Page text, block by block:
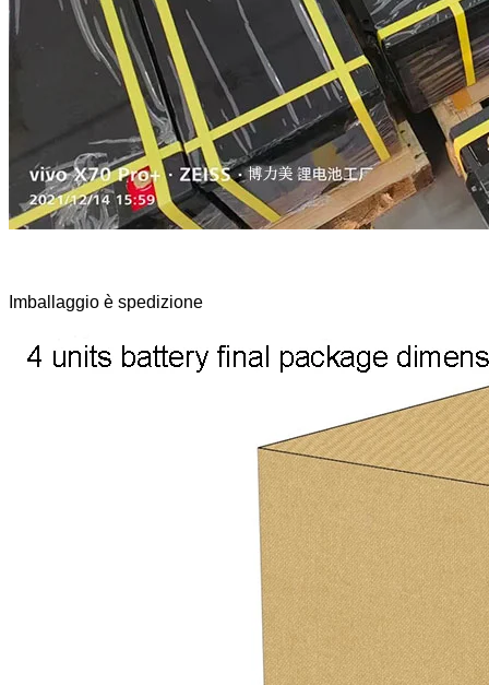
Imballaggio è spedizione